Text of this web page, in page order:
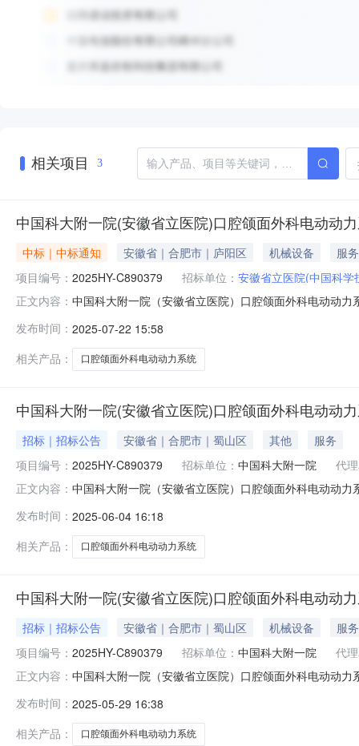
相关项目 3
中国科大附一院(安徽省立医院)口腔颌面外科电动动
中标｜中标通知 安徽省｜合肥市｜庐阳区 机械设备
服务
项目编号： 2025HY-C890379 招标单位： 安徽省立医院(中国科
正文内容： 中国科大附一院（安徽省立医院）口腔颌面外科电动动
的评审方式，评审委员会于2025年07月09日完成评审，
期：2025年07月24日
发布时间： 2025-07-22 15:58
相关产品：
口腔颌面外科电动动力系统
中国科大附一院(安徽省立医院)口腔颌面外科电动动
招标｜招标公告 安徽省｜合肥市｜蜀山区 其他
服务
项目编号： 2025HY-C890379 招标单位： 中国科大附一院
代
正文内容： 中国科大附一院（安徽省立医院）口腔颌面外科电动动
医院）项目概况项目地点安徽省合肥市庐江路标包划分
（https:/
发布时间： 2025-06-04 16:18
相关产品：
口腔颌面外科电动动力系统
中国科大附一院(安徽省立医院)口腔颌面外科电动动
招标｜招标公告 安徽省｜合肥市｜蜀山区 机械设备
服务
项目编号： 2025HY-C890379 招标单位： 中国科大附一院
代
正文内容： 中国科大附一院（安徽省立医院）口腔颌面外科电动动
至2025年6月3日17:30时（北京时间）比选条件资金来
颌面外科
发布时间： 2025-05-29 16:38
相关产品：
口腔颌面外科电动动力系统